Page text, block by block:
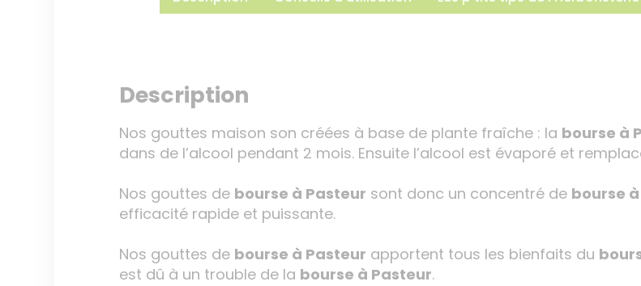
Description
Nos gouttes maison son créées à base de plante fraîche : la bourse à
dans de l’alcool pendant 2 mois. Ensuite l’alcool est évaporé et
Nos gouttes de bourse à Pasteur sont donc un concentré de bourse
efficacité rapide et puissante.
Nos gouttes de bourse à Pasteur apportent tous les bienfaits du
est dû à un trouble de la bourse à Pasteur.